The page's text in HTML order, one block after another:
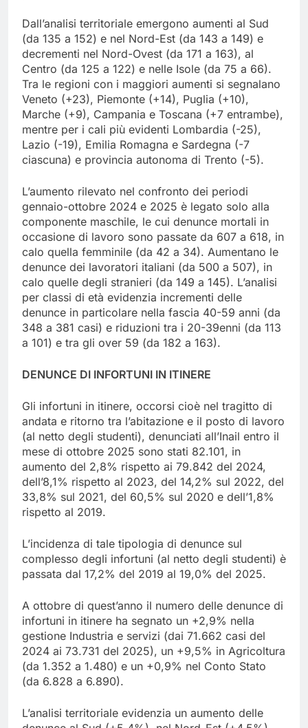
Dall’analisi territoriale emergono aumenti al Sud
(da 135 a 152) e nel Nord-Est (da 143 a 149) e
decrementi nel Nord-Ovest (da 171 a 163), al
Centro (da 125 a 122) e nelle Isole (da 75 a 66).
Tra le regioni con i maggiori aumenti si segnalano
Veneto (+23), Piemonte (+14), Puglia (+10),
Marche (+9), Campania e Toscana (+7 entrambe),
mentre per i cali più evidenti Lombardia (-25),
Lazio (-19), Emilia Romagna e Sardegna (-7
ciascuna) e provincia autonoma di Trento (-5).
L’aumento rilevato nel confronto dei periodi
gennaio-ottobre 2024 e 2025 è legato solo alla
componente maschile, le cui denunce mortali in
occasione di lavoro sono passate da 607 a 618, in
calo quella femminile (da 42 a 34). Aumentano le
denunce dei lavoratori italiani (da 500 a 507), in
calo quelle degli stranieri (da 149 a 145). L’analisi
per classi di età evidenzia incrementi delle
denunce in particolare nella fascia 40-59 anni (da
348 a 381 casi) e riduzioni tra i 20-39enni (da 113
a 101) e tra gli over 59 (da 182 a 163).
DENUNCE DI INFORTUNI IN ITINERE
Gli infortuni in itinere, occorsi cioè nel tragitto di
andata e ritorno tra l’abitazione e il posto di lavoro
(al netto degli studenti), denunciati all’Inail entro il
mese di ottobre 2025 sono stati 82.101, in
aumento del 2,8% rispetto ai 79.842 del 2024,
dell’8,1% rispetto al 2023, del 14,2% sul 2022, del
33,8% sul 2021, del 60,5% sul 2020 e dell’1,8%
rispetto al 2019.
L’incidenza di tale tipologia di denunce sul
complesso degli infortuni (al netto degli studenti) è
passata dal 17,2% del 2019 al 19,0% del 2025.
A ottobre di quest’anno il numero delle denunce di
infortuni in itinere ha segnato un +2,9% nella
gestione Industria e servizi (dai 71.662 casi del
2024 ai 73.731 del 2025), un +9,5% in Agricoltura
(da 1.352 a 1.480) e un +0,9% nel Conto Stato
(da 6.828 a 6.890).
L’analisi territoriale evidenzia un aumento delle